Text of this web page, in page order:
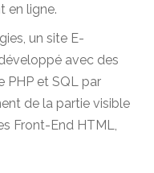
en ligne.
un site E-
avec des
PHP et SQL par
de la partie visible
Front-End HTML,